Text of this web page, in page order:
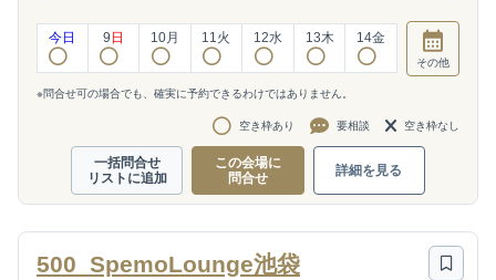
今日 9 日 10月 11火 12水 13木 14金
その他
※問合せ可の場合でも、確実に予約できるわけではありません。
空き枠あり 要相談 空き枠なし
一括問合せ
リストに追加
この会場に
問合せ
詳細を見る
500_SpemoLounge池袋